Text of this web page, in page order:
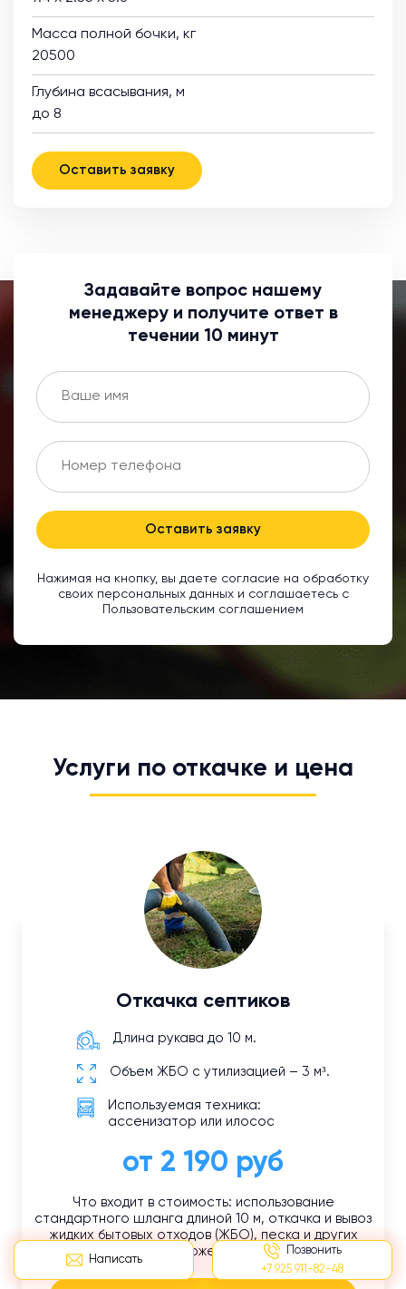
Написать
Позвонить
+7 925 911-82-48
Масса полной бочки, кг
20500
Глубина всасывания, м
до 8
Оставить заявку
Задавайте вопрос нашему
менеджеру и получите ответ в
течении 10 минут
Оставить заявку
Нажимая на кнопку, вы даете согласие на обработку
своих персональных данных и соглашаетесь с
Пользовательским соглашением
Услуги по откачке и цена
Откачка септиков
Длина рукава до 10 м.
Объем ЖБО с утилизацией – 3 м³.
Используемая техника:
ассенизатор или илосос
от 2 190 руб
Что входит в стоимость: использование
стандартного шланга длиной 10 м, откачка и вывоз
жидких бытовых отходов (ЖБО), песка и других
отложений.